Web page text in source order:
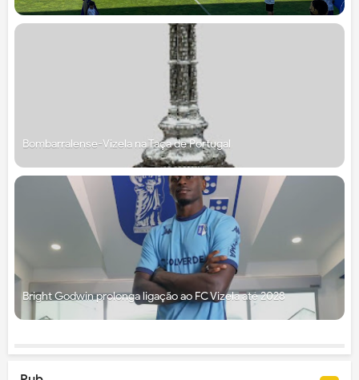
Bombarralense-Vizela na Taça de Portugal
Bright Godwin prolonga ligação ao FC Vizela até 2028